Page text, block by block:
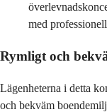
med
Rymligt och
Lägenheterna i detta
och bekväm